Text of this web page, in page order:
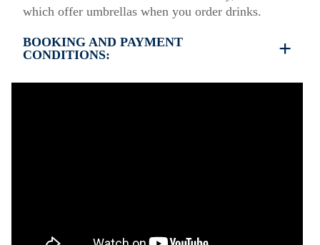
which offer umbrellas when you order drinks.
BOOKING AND PAYMENT
CONDITIONS: